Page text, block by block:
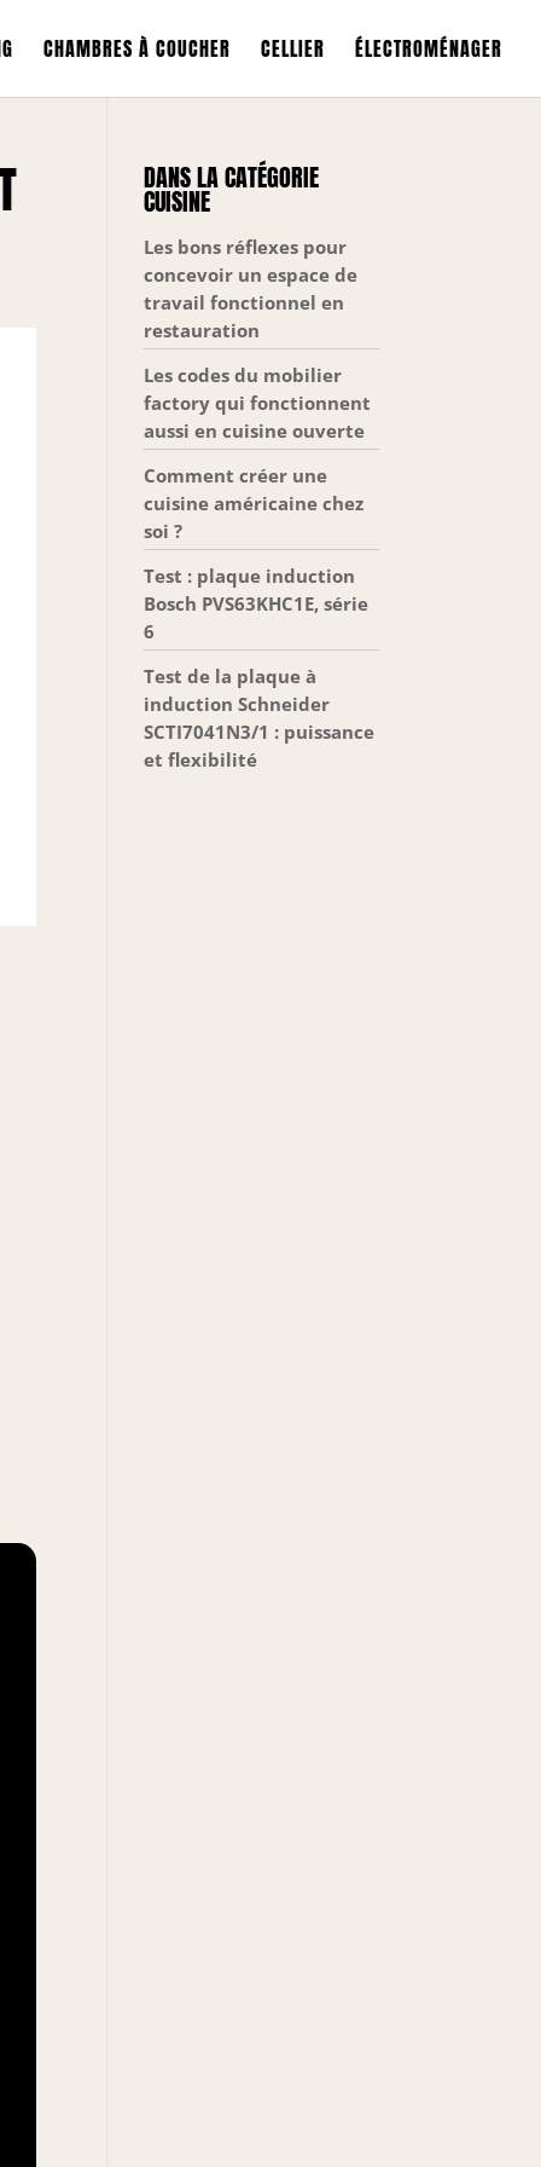
CHAMBRES À COUCHER CELLIER ÉLECTROMÉNAGER
DANS LA CATÉGORIE
CUISINE
Les bons réflexes pour
concevoir un espace de
travail fonctionnel en
restauration
Les codes du mobilier
factory qui fonctionnent
aussi en cuisine ouverte
Comment créer une
cuisine américaine chez
soi ?
Test : plaque induction
Bosch PVS63KHC1E, série
6
Test de la plaque à
induction Schneider
SCTI7041N3/1 : puissance
et flexibilité